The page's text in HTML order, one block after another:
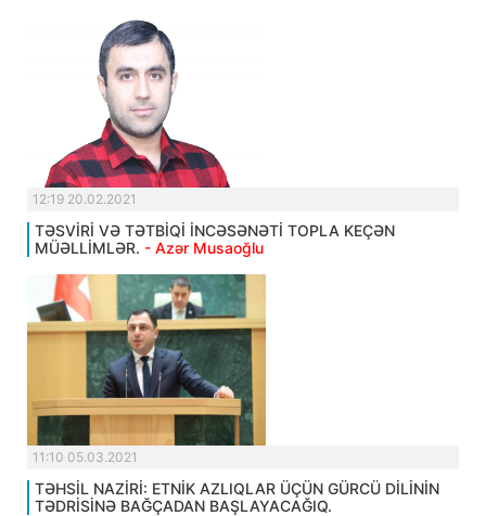
12:19 20.02.2021
TƏSVİRİ VƏ TƏTBİQİ İNCƏSƏNƏTİ TOPLA KEÇƏN
MÜƏLLİMLƏR. - Azər Musaoğlu
11:10 05.03.2021
TƏHSİL NAZİRİ: ETNİK AZLIQLAR ÜÇÜN GÜRCÜ DİLİNİN
TƏDRİSİNƏ BAĞÇADAN BAŞLAYACAĞIQ.